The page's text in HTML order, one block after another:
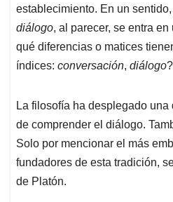
establecimiento. En un
diálogo, al parecer, se entra
qué diferencias o matices
índices: conversación, diálogo?
La filosofía ha desplegado
de comprender el diálogo.
Solo por mencionar el más
fundadores de esta tradición,
de Platón.